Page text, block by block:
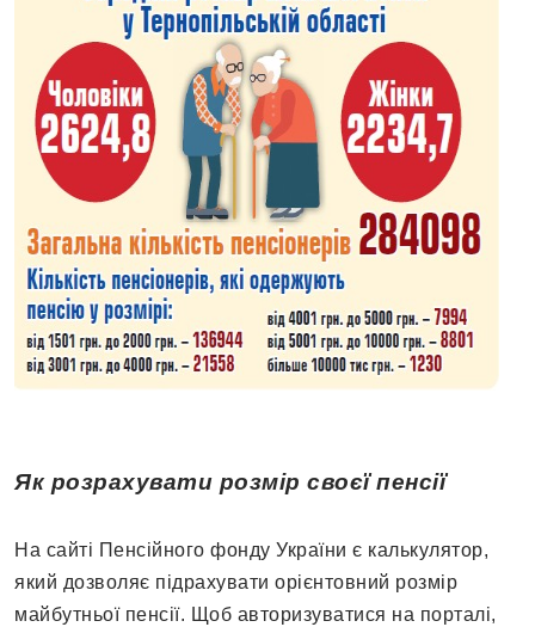
Як розрахувати розмір своєї пенсії
На сайті Пенсійного фонду України є калькулятор,
який дозволяє підрахувати орієнтовний розмір
майбутньої пенсії. Щоб авторизуватися на порталі,